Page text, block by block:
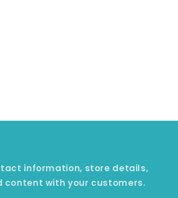
information, store details,
content with your customers.